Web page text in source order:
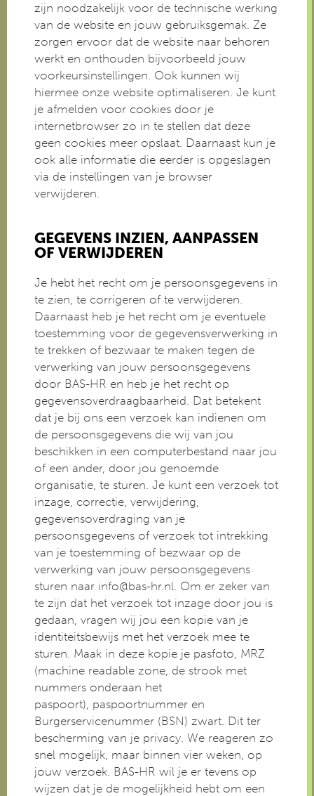
zijn noodzakelijk voor de technische werking
van de website en jouw gebruiksgemak. Ze
zorgen ervoor dat de website naar behoren
werkt en onthouden bijvoorbeeld jouw
voorkeursinstellingen. Ook kunnen wij
hiermee onze website optimaliseren. Je kunt
je afmelden voor cookies door je
internetbrowser zo in te stellen dat deze
geen cookies meer opslaat. Daarnaast kun je
ook alle informatie die eerder is opgeslagen
via de instellingen van je browser
verwijderen.
GEGEVENS INZIEN, AANPASSEN
OF VERWIJDEREN
Je hebt het recht om je persoonsgegevens in
te zien, te corrigeren of te verwijderen.
Daarnaast heb je het recht om je eventuele
toestemming voor de gegevensverwerking in
te trekken of bezwaar te maken tegen de
verwerking van jouw persoonsgegevens
door BAS-HR en heb je het recht op
gegevensoverdraagbaarheid. Dat betekent
dat je bij ons een verzoek kan indienen om
de persoonsgegevens die wij van jou
beschikken in een computerbestand naar jou
of een ander, door jou genoemde
organisatie, te sturen. Je kunt een verzoek tot
inzage, correctie, verwijdering,
gegevensoverdraging van je
persoonsgegevens of verzoek tot intrekking
van je toestemming of bezwaar op de
verwerking van jouw persoonsgegevens
sturen naar info@bas-hr.nl. Om er zeker van
te zijn dat het verzoek tot inzage door jou is
gedaan, vragen wij jou een kopie van je
identiteitsbewijs met het verzoek mee te
sturen. Maak in deze kopie je pasfoto, MRZ
(machine readable zone, de strook met
nummers onderaan het
paspoort), paspoortnummer en
Burgerservicenummer (BSN) zwart. Dit ter
bescherming van je privacy. We reageren zo
snel mogelijk, maar binnen vier weken, op
jouw verzoek. BAS-HR wil je er tevens op
wijzen dat je de mogelijkheid hebt om een